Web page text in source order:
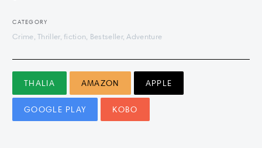
CATEGORY
Crime, Thriller, fiction, Bestseller, Adventure
THALIA AMAZON APPLE
GOOGLE PLAY KOBO